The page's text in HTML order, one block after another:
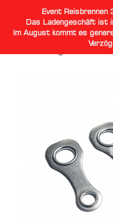
Event
Das Ladengeschäft ist
Im August kommt es
TAKATA Biegbares